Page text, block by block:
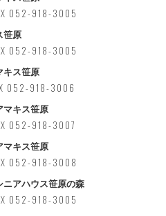
052-918-3005
笹原
052-918-3005
キス笹原
052-918-3006
マキス笹原
052-918-3007
マキス笹原
052-918-3008
ニアハウス笹原の森
052-918-3005